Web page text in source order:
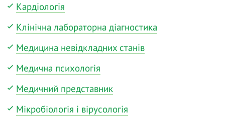
Кардіологія
Клінічна лабораторна діагностика
Медицина невідкладних станів
Медична психологія
Медичний представник
Мікробіологія і вірусологія